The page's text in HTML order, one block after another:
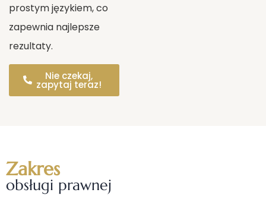
prostym językiem, co
zapewnia najlepsze
rezultaty.
Nie czekaj,
zapytaj teraz!
Zakres
obsługi prawnej